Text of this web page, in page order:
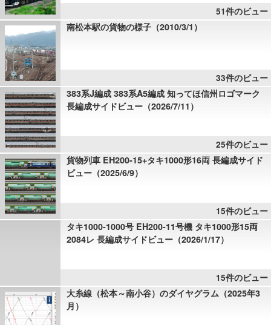
51件のビュー
南松本駅の貨物の様子（2010/3/1）
33件のビュー
383系J編成 383系A5編成 知ってほ信州ロゴマーク
長編成サイドビュー（2026/7/11）
25件のビュー
貨物列車 EH200-15+タキ1000形16両 長編成サイド
ビュー（2025/6/9）
15件のビュー
タキ1000-1000号 EH200-11号機 タキ1000形15両
2084レ 長編成サイドビュー（2026/1/17）
15件のビュー
大糸線（松本～南小谷）のダイヤグラム（2025年3
月）